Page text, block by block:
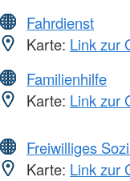
Fahrdienst
Karte: Link zur
Familienhilfe
Karte: Link zur
Freiwilliges
Karte: Link zur